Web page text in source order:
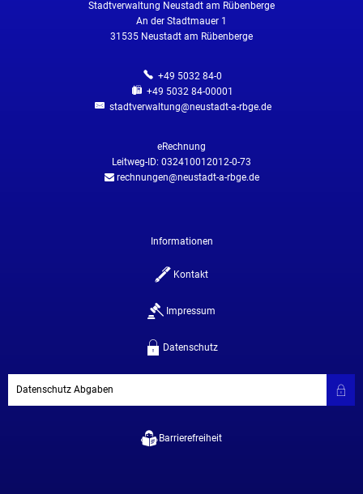
Stadtverwaltung Neustadt am Rübenberge
An der Stadtmauer 1
31535 Neustadt am Rübenberge
+49 5032 84-0
+49 5032 84-00001
stadtverwaltung@neustadt-a-rbge.de
eRechnung
Leitweg-ID: 032410012012-0-73
rechnungen@neustadt-a-rbge.de
Informationen
Kontakt
Impressum
Datenschutz
Datenschutz Abgaben
Barrierefreiheit